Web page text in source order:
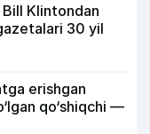
Klintondan
30 yil
erishgan
qo‘shiqchi —